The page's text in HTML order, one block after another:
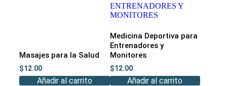
Masajes para la Salud
$12.00
Añadir al carrito
Medicina Deportiva para
Entrenadores y
Monitores
$12.00
Añadir al carrito